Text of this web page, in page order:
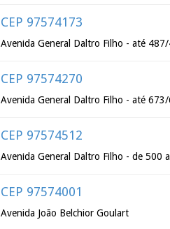
CEP 97574173
Avenida General Daltro Filho - até
CEP 97574270
Avenida General Daltro Filho - até
CEP 97574512
Avenida General Daltro Filho - de 500
CEP 97574001
Avenida João Belchior Goulart